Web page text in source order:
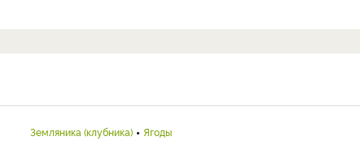
Земляника (клубника) Ягоды